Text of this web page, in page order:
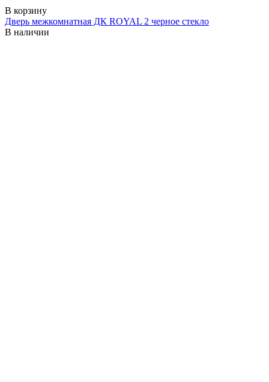
В корзину
Дверь межкомнатная ДК ROYAL 2 черное стекло
В наличии